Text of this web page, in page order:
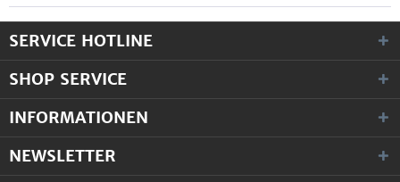
SERVICE HOTLINE
SHOP SERVICE
INFORMATIONEN
NEWSLETTER